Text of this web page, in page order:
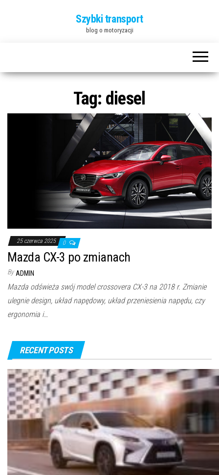
Szybki transport
blog o motoryzacji
Tag: diesel
25 czerwca 2025 0
Mazda CX-3 po zmianach
By ADMIN
Mazda odświeża swój model crossovera CX-3 na 2018 r. Zmianie
ulegnie design, układ napędowy, układ przeniesienia napędu, czy
ergonomia i…
RECENT POSTS